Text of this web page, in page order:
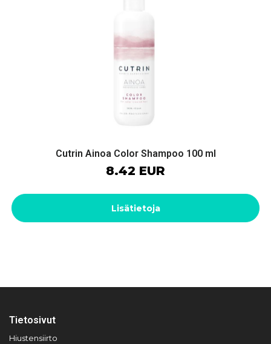
Cutrin Ainoa Color Shampoo 100 ml
8.42 EUR
Lisätietoja
Tietosivut
Hiustensiirto